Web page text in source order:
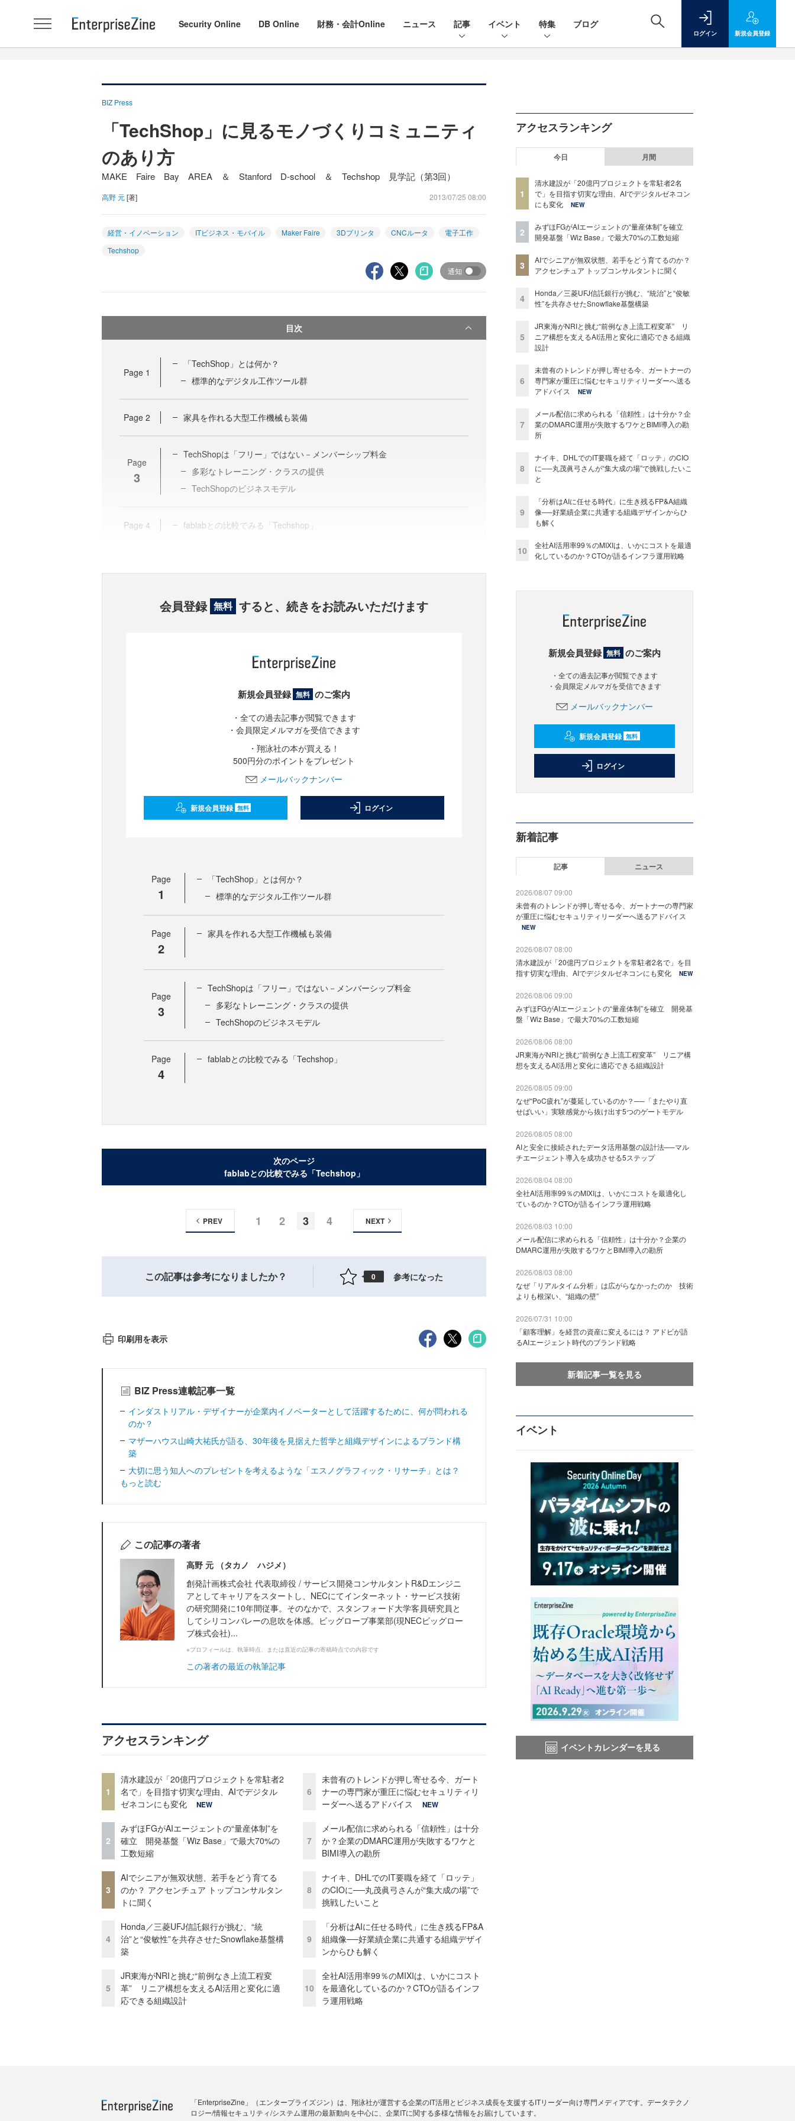
Security Online DB Online 財務・会計Online ニュース 記事 イベント 特集 ブログ
ログイン 新規会員登録
BIZ Press
「TechShop」に見るモノづくりコミュニティ
のあり方
MAKE Faire Bay AREA ＆ Stanford D-school ＆ Techshop 見学記（第3回）
高野 元[著] 2013/07/25 08:00
経営・イノベーション ITビジネス・モバイル Maker Faire 3Dプリンタ CNCルータ
電子工作
Techshop
通知
目次
Page 1
「TechShop」とは何か？
標準的なデジタル工作ツール群
Page 2 家具を作れる大型工作機械も装備
Page
3
TechShopは「フリー」ではない－メンバーシップ料金
多彩なトレーニング・クラスの提供
TechShopのビジネスモデル
Page 4 fablabとの比較でみる「Techshop」
会員登録 無料 すると、続きをお読みいただけます
新規会員登録 無料 のご案内
・全ての過去記事が閲覧できます
・会員限定メルマガを受信できます
・翔泳社の本が買える！
500円分のポイントをプレゼント
メールバックナンバー
新規会員登録 無料 ログイン
Page
1
「TechShop」とは何か？
標準的なデジタル工作ツール群
Page
2
家具を作れる大型工作機械も装備
Page
3
TechShopは「フリー」ではない－メンバーシップ料金
多彩なトレーニング・クラスの提供
TechShopのビジネスモデル
Page
4
fablabとの比較でみる「Techshop」
次のページ
fablabとの比較でみる「Techshop」
1 2 3 4
PREV NEXT
この記事は参考になりましたか？ 0 参考になった
印刷用を表示
BIZ Press連載記事一覧
インダストリアル・デザイナーが企業内イノベーターとして活躍するために、何が問われる
のか？
マザーハウス山崎大祐氏が語る、30年後を見据えた哲学と組織デザインによるブランド構
築
大切に思う知人へのプレゼントを考えるような「エスノグラフィック・リサーチ」とは？
もっと読む
この記事の著者
高野 元 （タカノ ハジメ）
創発計画株式会社 代表取締役 / サービス開発コンサルタントR&Dエンジニ
アとしてキャリアをスタートし、NECにてインターネット・サービス技術
の研究開発に10年間従事。そのなかで、スタンフォード大学客員研究員と
してシリコンバレーの息吹を体感。ビッグローブ事業部(現NECビッグロー
ブ株式会社)...
※プロフィールは、執筆時点、または直近の記事の寄稿時点での内容です
この著者の最近の執筆記事
アクセスランキング
1
清水建設が「20億円プロジェクトを常駐者2
名で」を目指す切実な理由、AIでデジタル
ゼネコンにも変化
NEW
2
みずほFGがAIエージェントの“量産体制”を
確立 開発基盤「Wiz Base」で最大70%の
工数短縮
3
AIでシニアが無双状態、若手をどう育てる
のか？ アクセンチュア トップコンサルタン
トに聞く
4
Honda／三菱UFJ信託銀行が挑む、“統
治”と“俊敏性”を共存させたSnowflake基盤構
築
5
JR東海がNRIと挑む“前例なき上流工程変
革” リニア構想を支えるAI活用と変化に適
応できる組織設計
6
未曾有のトレンドが押し寄せる今、ガート
ナーの専門家が重圧に悩むセキュリティリ
ーダーへ送るアドバイス
NEW
7
メール配信に求められる「信頼性」は十分
か？企業のDMARC運用が失敗するワケと
BIMI導入の勘所
8
ナイキ、DHLでのIT要職を経て「ロッテ」
のCIOに──丸茂眞弓さんが“集大成の場”で
挑戦したいこと
9
「分析はAIに任せる時代」に生き残るFP&A
組織像──好業績企業に共通する組織デザイ
ンからひも解く
10
全社AI活用率99％のMIXIは、いかにコスト
を最適化しているのか？CTOが語るインフ
ラ運用戦略
アクセスランキング
今日 月間
1
清水建設が「20億円プロジェクトを常駐者2名
で」を目指す切実な理由、AIでデジタルゼネコン
にも変化
NEW
2
みずほFGがAIエージェントの“量産体制”を確立
開発基盤「Wiz Base」で最大70%の工数短縮
3
AIでシニアが無双状態、若手をどう育てるのか？
アクセンチュア トップコンサルタントに聞く
4
Honda／三菱UFJ信託銀行が挑む、“統治”と“俊敏
性”を共存させたSnowflake基盤構築
5
JR東海がNRIと挑む“前例なき上流工程変革” リ
ニア構想を支えるAI活用と変化に適応できる組織
設計
6
未曾有のトレンドが押し寄せる今、ガートナーの
専門家が重圧に悩むセキュリティリーダーへ送る
アドバイス
NEW
7
メール配信に求められる「信頼性」は十分か？企
業のDMARC運用が失敗するワケとBIMI導入の勘
所
8
ナイキ、DHLでのIT要職を経て「ロッテ」のCIO
に──丸茂眞弓さんが“集大成の場”で挑戦したいこ
と
9
「分析はAIに任せる時代」に生き残るFP&A組織
像──好業績企業に共通する組織デザインからひ
も解く
10
全社AI活用率99％のMIXIは、いかにコストを最適
化しているのか？CTOが語るインフラ運用戦略
新規会員登録 無料 のご案内
・全ての過去記事が閲覧できます
・会員限定メルマガを受信できます
メールバックナンバー
新規会員登録 無料
ログイン
新着記事
記事 ニュース
2026/08/07 09:00
未曾有のトレンドが押し寄せる今、ガートナーの専門家
が重圧に悩むセキュリティリーダーへ送るアドバイス
NEW
2026/08/07 08:00
清水建設が「20億円プロジェクトを常駐者2名で」を目
指す切実な理由、AIでデジタルゼネコンにも変化
NEW
2026/08/06 09:00
みずほFGがAIエージェントの“量産体制”を確立 開発基
盤「Wiz Base」で最大70%の工数短縮
2026/08/06 08:00
JR東海がNRIと挑む“前例なき上流工程変革” リニア構
想を支えるAI活用と変化に適応できる組織設計
2026/08/05 09:00
なぜ“PoC疲れ”が蔓延しているのか？──「またやり直
せばいい」実験感覚から抜け出す5つのゲートモデル
2026/08/05 08:00
AIと安全に接続されたデータ活用基盤の設計法──マル
チエージェント導入を成功させる5ステップ
2026/08/04 08:00
全社AI活用率99％のMIXIは、いかにコストを最適化し
ているのか？CTOが語るインフラ運用戦略
2026/08/03 10:00
メール配信に求められる「信頼性」は十分か？企業の
DMARC運用が失敗するワケとBIMI導入の勘所
2026/08/03 08:00
なぜ「リアルタイム分析」は広がらなかったのか 技術
よりも根深い、“組織の壁”
2026/07/31 10:00
「顧客理解」を経営の資産に変えるには？ アドビが語
るAIエージェント時代のブランド戦略
新着記事一覧を見る
イベント
イベントカレンダーを見る
「EnterpriseZine」（エンタープライズジン）は、翔泳社が運営する企業のIT活用とビジネス成長を支援するITリーダー向け専門メディアです。データテクノ
ロジー/情報セキュリティ/システム運用の最新動向を中心に、企業ITに関する多様な情報をお届けしています。